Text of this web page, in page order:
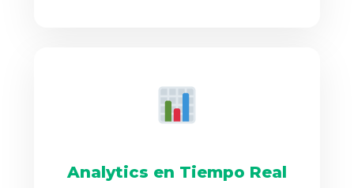
Analytics en Tiempo Real